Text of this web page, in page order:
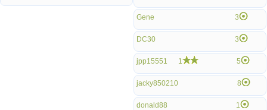
Gene 3
DC30 3
jpp15551 1 5
jacky850210 8
donald88 1